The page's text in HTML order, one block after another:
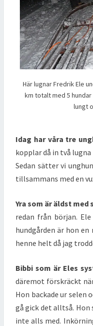
Här lugnar Fredrik Ele
km totalt med 5
lungt
Idag har våra tre
kopplar då in två
Sedan sätter vi
tillsammans med en
Yra som är äldst med
redan från början.
hundgården är hon en
henne helt då jag
Bibbi som är Eles
däremot förskräckt
Hon backade ur selen
gå gick det alltså. Hon
inte alls med.